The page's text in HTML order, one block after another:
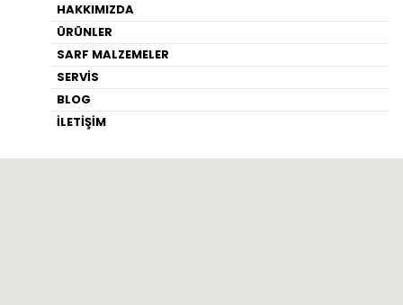
HAKKIMIZDA
ÜRÜNLER
SARF MALZEMELER
SERVİS
BLOG
İLETİŞİM
Anasayfa